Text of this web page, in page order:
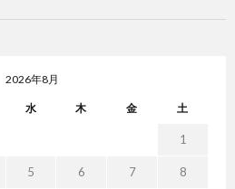
2026年8月
水 木 金 土
1
5 6 7 8